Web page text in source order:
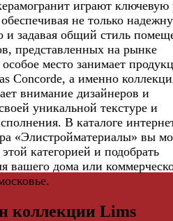
играют ключевую
не только
и задавая общий стиль
представленных на рынке
место занимает
Concorde, а именно
внимание дизайнеров и
уникальной текстуре и
В каталоге
«Элистройматериалы» вы
категорией и подобрать
вашего дома или
коллекции Lims